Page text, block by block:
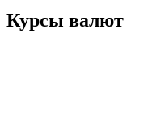
Курсы валют